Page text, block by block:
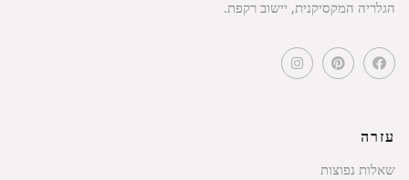
הגלריה המקסיקנית, יישוב רקפת.
עזרה
שאלות נפוצות